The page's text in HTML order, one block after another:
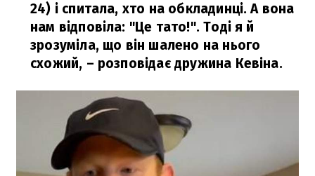
24) і спитала, хто на обкладинці. А вона
нам відповіла: "Це тато!". Тоді я й
зрозуміла, що він шалено на нього
схожий, – розповідає дружина Кевіна.